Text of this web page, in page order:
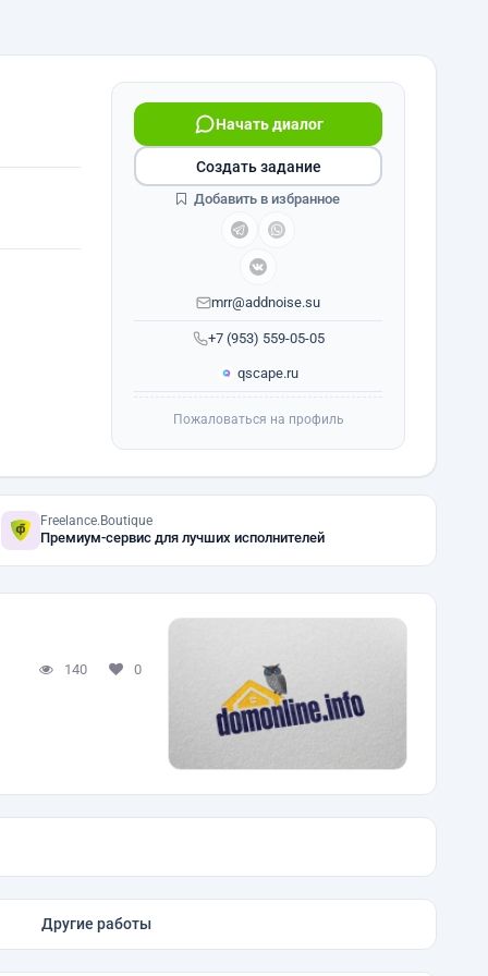
+7 (953) 559-05-05
Начать диалог
mrr@addnoise.su
qscape.ru
Создать задание
Добавить в избранное
Пожаловаться на профиль
Freelance.Boutique
Премиум-сервис для лучших исполнителей
140 0
Другие работы